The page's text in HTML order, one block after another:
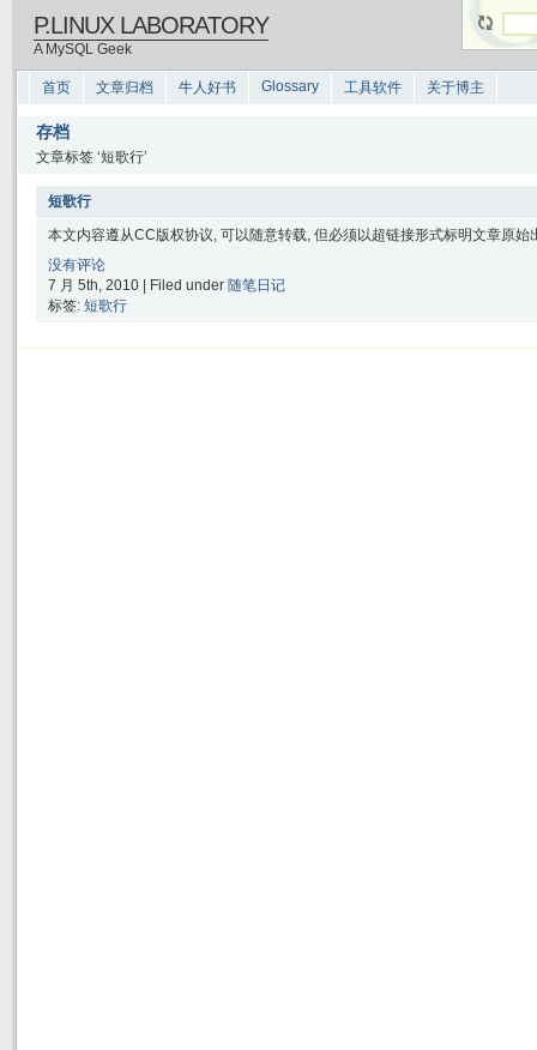
P.LINUX LABORATORY
A MySQL Geek
首页 文章归档 牛人好书 Glossary 工具软件 关于博主
存档
文章标签 ‘短歌行’
短歌行
本文内容遵从CC版权协议, 可以随意转载, 但必须以超链接形式标明文章原
没有评论
7 月 5th, 2010 | Filed under 随笔日记
标签: 短歌行